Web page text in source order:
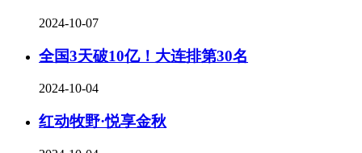
2024-10-07
全国3天破10亿！大连排第30名
2024-10-04
红动牧野·悦享金秋